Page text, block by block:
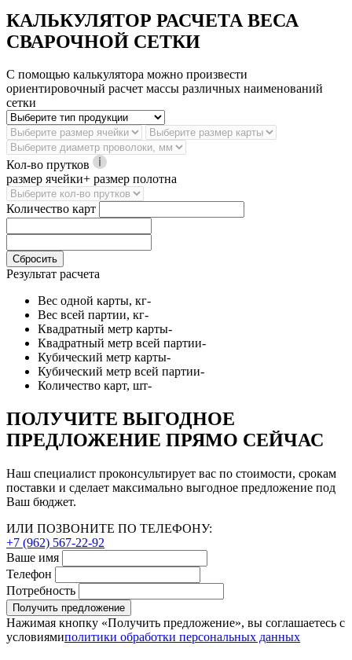
КАЛЬКУЛЯТОР РАСЧЕТА ВЕСА
СВАРОЧНОЙ СЕТКИ
С помощью калькулятора можно произвести
ориентировочный расчет массы различных наименований
сетки
Кол-во прутков
размер ячейки+ размер полотна
Количество карт
Сбросить
Результат расчета
Вес одной карты, кг-
Вес всей партии, кг-
Квадратный метр карты-
Квадратный метр всей партии-
Кубический метр карты-
Кубический метр всей партии-
Количество карт, шт-
ПОЛУЧИТЕ ВЫГОДНОЕ
ПРЕДЛОЖЕНИЕ ПРЯМО СЕЙЧАС
Наш специалист проконсультирует вас по стоимости, срокам
поставки и сделает максимально выгодное предложение под
Ваш бюджет.
ИЛИ ПОЗВОНИТЕ ПО ТЕЛЕФОНУ:
+7 (962) 567-22-92
Ваше имя
Телефон
Потребность
Получить предложение
Нажимая кнопку «Получить предложение», вы соглашаетесь с
условиямиполитики обработки персональных данных